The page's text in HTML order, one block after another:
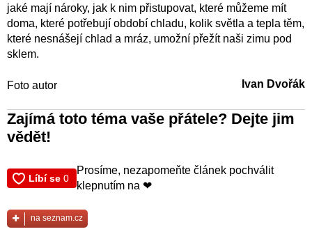
jaké mají nároky, jak k nim přistupovat, které můžeme mít
doma, které potřebují období chladu, kolik světla a tepla těm,
které nesnášejí chlad a mráz, umožní přežít naši zimu pod
sklem.
Foto autor Ivan Dvořák
Zajímá toto téma vaše přátele? Dejte jim
vědět!
Prosíme, nezapomeňte článek pochválit
klepnutím na ❤
na seznam.cz